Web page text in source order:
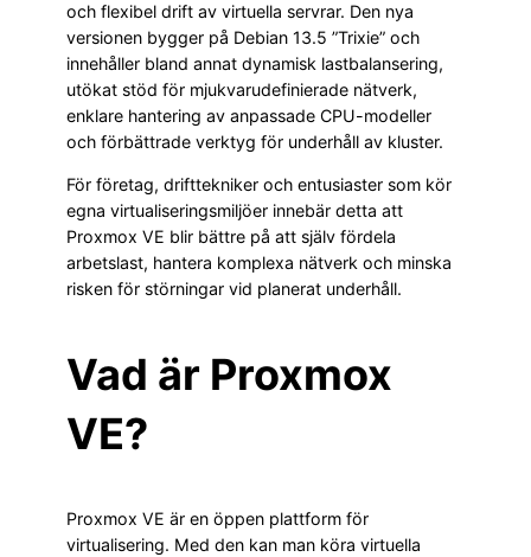
och flexibel drift av virtuella servrar. Den nya
versionen bygger på Debian 13.5 ”Trixie” och
innehåller bland annat dynamisk lastbalansering,
utökat stöd för mjukvarudefinierade nätverk,
enklare hantering av anpassade CPU-modeller
och förbättrade verktyg för underhåll av kluster.
För företag, drifttekniker och entusiaster som kör
egna virtualiseringsmiljöer innebär detta att
Proxmox VE blir bättre på att själv fördela
arbetslast, hantera komplexa nätverk och minska
risken för störningar vid planerat underhåll.
Vad är Proxmox
VE?
Proxmox VE är en öppen plattform för
virtualisering. Med den kan man köra virtuella